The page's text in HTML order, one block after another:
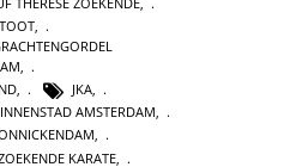
,
,
, JKA,
AMSTERDAM,
,
KARATE